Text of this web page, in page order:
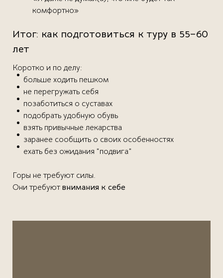
комфортно»
Итог: как подготовиться к туру в 55–60
лет
Коротко и по делу:
больше ходить пешком
не перегружать себя
позаботиться о суставах
подобрать удобную обувь
взять привычные лекарства
заранее сообщить о своих особенностях
ехать без ожидания “подвига”
Горы не требуют силы.
Они требуют внимания к себе